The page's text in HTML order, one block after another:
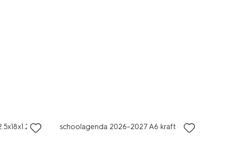
schoolagenda 2026-2027 A6 kraft